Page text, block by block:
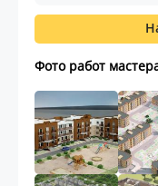
Фото работ